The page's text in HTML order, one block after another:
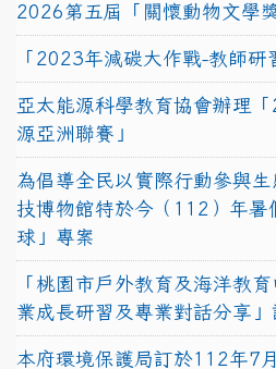
2026第五屆「關懷動物文學
「2023年減碳大作戰-教師研
亞太能源科學教育協會辦理
源亞洲聯賽」
為倡導全民以實際行動參與
技博物館特於今（112）年暑
球」專案
「桃園市戶外教育及海洋教
業成長研習及專業對話分享
本府環境保護局訂於112年7